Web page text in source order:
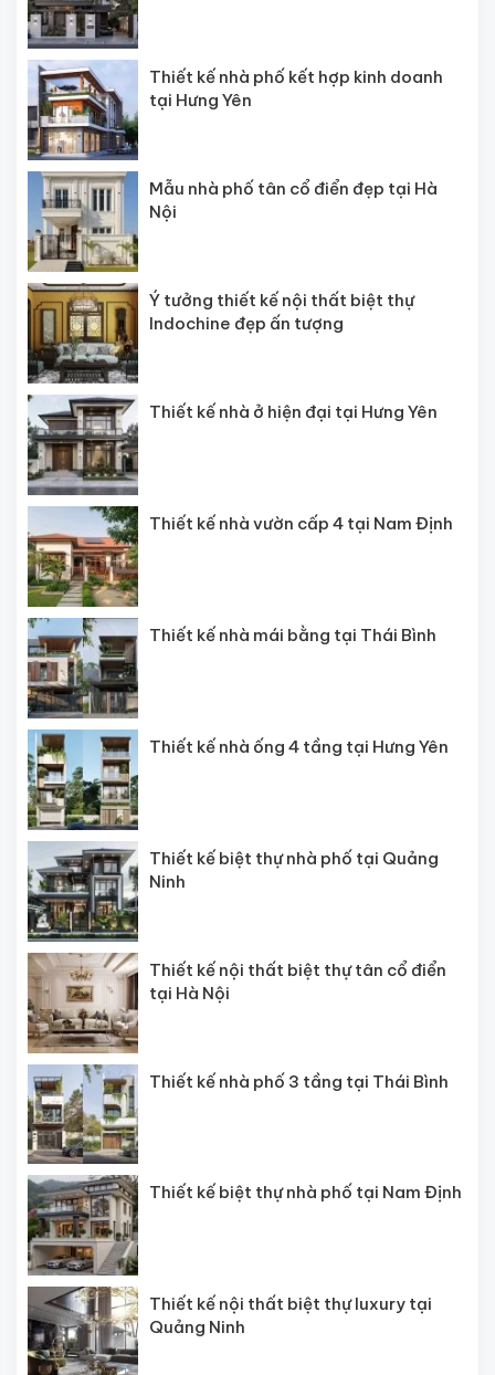
Thiết kế nhà phố kết hợp kinh doanh
tại Hưng Yên
Mẫu nhà phố tân cổ điển đẹp tại Hà
Nội
Ý tưởng thiết kế nội thất biệt thự
Indochine đẹp ấn tượng
Thiết kế nhà ở hiện đại tại Hưng Yên
Thiết kế nhà vườn cấp 4 tại Nam Định
Thiết kế nhà mái bằng tại Thái Bình
Thiết kế nhà ống 4 tầng tại Hưng Yên
Thiết kế biệt thự nhà phố tại Quảng
Ninh
Thiết kế nội thất biệt thự tân cổ điển
tại Hà Nội
Thiết kế nhà phố 3 tầng tại Thái Bình
Thiết kế biệt thự nhà phố tại Nam Định
Thiết kế nội thất biệt thự luxury tại
Quảng Ninh